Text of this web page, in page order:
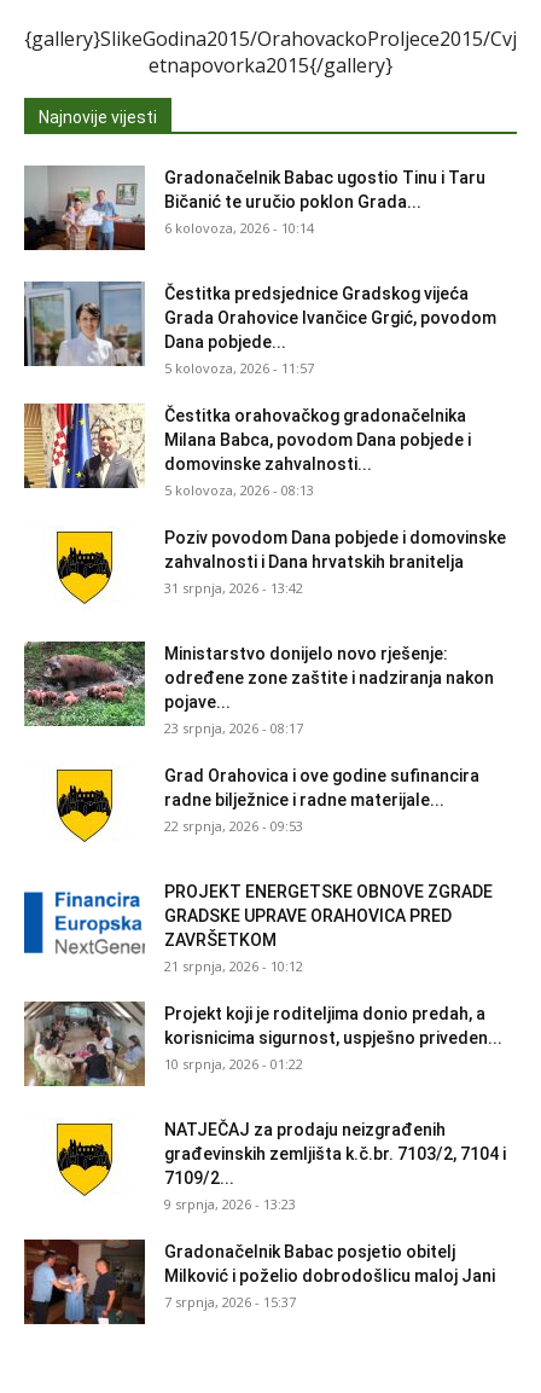
{gallery}SlikeGodina2015/OrahovackoProljece2015/Cvj
etnapovorka2015{/gallery}
Najnovije vijesti
Gradonačelnik Babac ugostio Tinu i Taru
Bičanić te uručio poklon Grada...
6 kolovoza, 2026 - 10:14
Čestitka predsjednice Gradskog vijeća
Grada Orahovice Ivančice Grgić, povodom
Dana pobjede...
5 kolovoza, 2026 - 11:57
Čestitka orahovačkog gradonačelnika
Milana Babca, povodom Dana pobjede i
domovinske zahvalnosti...
5 kolovoza, 2026 - 08:13
Poziv povodom Dana pobjede i domovinske
zahvalnosti i Dana hrvatskih branitelja
31 srpnja, 2026 - 13:42
Ministarstvo donijelo novo rješenje:
određene zone zaštite i nadziranja nakon
pojave...
23 srpnja, 2026 - 08:17
Grad Orahovica i ove godine sufinancira
radne bilježnice i radne materijale...
22 srpnja, 2026 - 09:53
PROJEKT ENERGETSKE OBNOVE ZGRADE
GRADSKE UPRAVE ORAHOVICA PRED
ZAVRŠETKOM
21 srpnja, 2026 - 10:12
Projekt koji je roditeljima donio predah, a
korisnicima sigurnost, uspješno priveden...
10 srpnja, 2026 - 01:22
NATJEČAJ za prodaju neizgrađenih
građevinskih zemljišta k.č.br. 7103/2, 7104 i
7109/2...
9 srpnja, 2026 - 13:23
Gradonačelnik Babac posjetio obitelj
Milković i poželio dobrodošlicu maloj Jani
7 srpnja, 2026 - 15:37